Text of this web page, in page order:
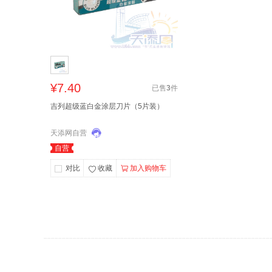
¥7.40 已售3件
吉列超级蓝白金涂层刀片（5片装）
天添网自营
自营
对比 收藏 加入购物车